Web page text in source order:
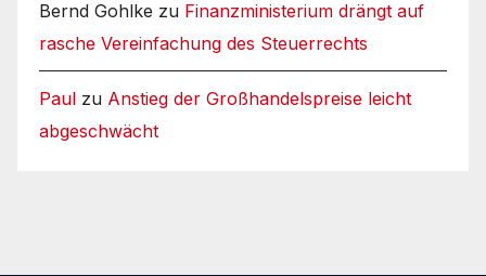
Bernd Gohlke zu Finanzministerium drängt auf
rasche Vereinfachung des Steuerrechts
Paul zu Anstieg der Großhandelspreise leicht
abgeschwächt